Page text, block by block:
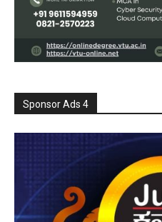
Sponsor Ads 4